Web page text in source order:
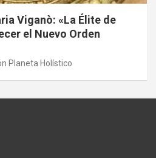
Viganò: «La Élite de
el Nuevo Orden
Planeta Holístico